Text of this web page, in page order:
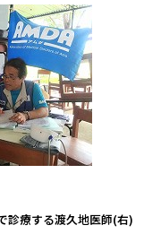
診療する渡久地医師(右)